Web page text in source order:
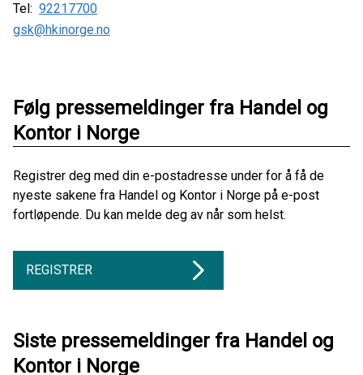
Tel: 92217700
gsk@hkinorge.no
Følg pressemeldinger fra Handel og
Kontor i Norge
Registrer deg med din e-postadresse under for å få de
nyeste sakene fra Handel og Kontor i Norge på e-post
fortløpende. Du kan melde deg av når som helst.
REGISTRER
Siste pressemeldinger fra Handel og
Kontor i Norge